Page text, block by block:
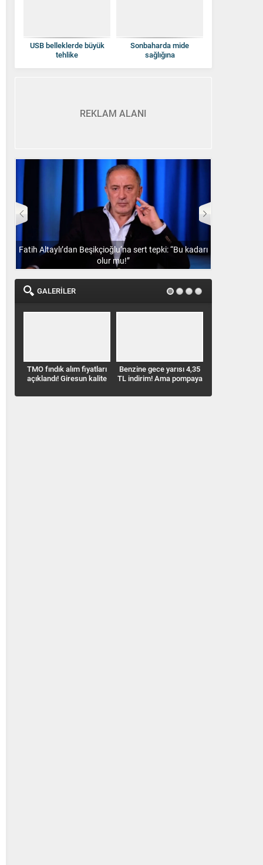
USB belleklerde büyük
tehlike
Sonbaharda mide
sağlığına
REKLAM ALANI
Fatih Altaylı’dan Beşikçioğlu’na sert tepki: “Bu kadarı
olur mu!”
GALERİLER
TMO fındık alım fiyatları
açıklandı! Giresun kalite
Benzine gece yarısı 4,35
TL indirim! Ama pompaya